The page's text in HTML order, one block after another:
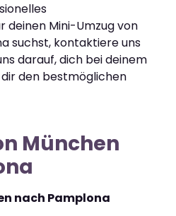
deinen Mini-Umzug von
suchst, kontaktiere uns
darauf, dich bei deinem
den bestmöglichen
München
nach Pamplona